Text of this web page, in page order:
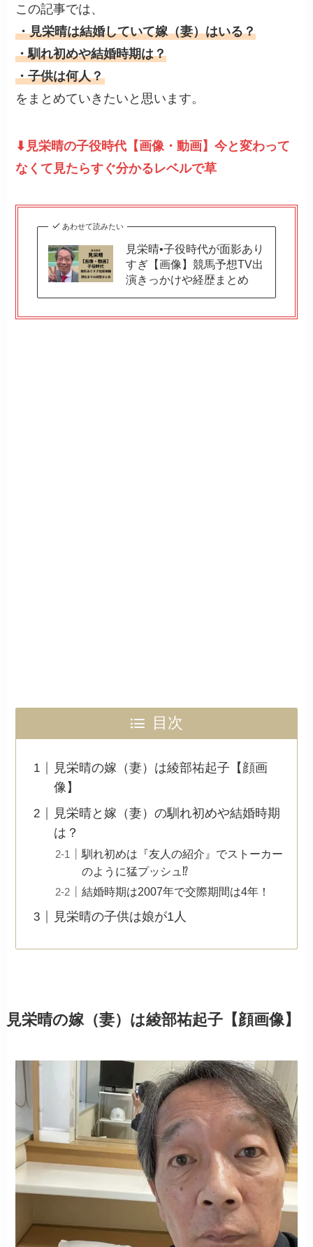
この記事では、
・見栄晴は結婚していて嫁（妻）はいる？
・馴れ初めや結婚時期は？
・子供は何人？
をまとめていきたいと思います。
⬇︎見栄晴の子役時代【画像・動画】今と変わって
なくて見たらすぐ分かるレベルで草
あわせて読みたい
見栄晴•子役時代が面影あり
すぎ【画像】競馬予想TV出
演きっかけや経歴まとめ
目次
見栄晴の嫁（妻）は綾部祐起子【顔画
像】
見栄晴と嫁（妻）の馴れ初めや結婚時期
は？
馴れ初めは『友人の紹介』でストーカー
のように猛プッシュ⁉︎
結婚時期は2007年で交際期間は4年！
見栄晴の子供は娘が1人
見栄晴の嫁（妻）は綾部祐起子【顔画像】